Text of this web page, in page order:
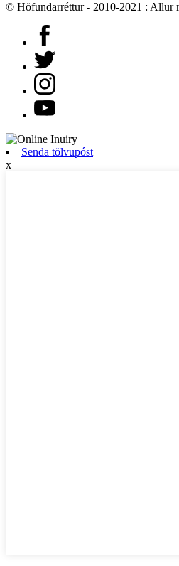
© Höfundarréttur - 2010-2021 : Allur
Senda tölvupóst
x